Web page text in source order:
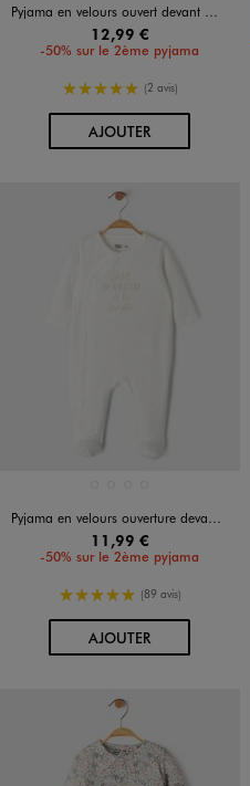
Pyjama en velours ouvert devant motif chat et pois bébé
12,99 €
-50% sur le 2ème pyjama
5/5 de moyenne
(2 avis)
AJOUTERAU PANIER
Pyjama en velours ouverture devant avec message bébé
11,99 €
-50% sur le 2ème pyjama
5/5 de moyenne
(89 avis)
AJOUTERAU PANIER